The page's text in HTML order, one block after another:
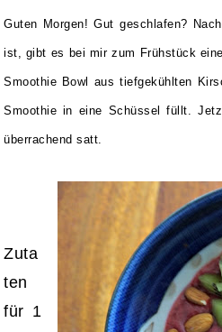
Guten Morgen! Gut geschlafen?
ist, gibt es bei mir zum Frühstück
Smoothie Bowl aus tiefgekühlten
Smoothie in eine Schüssel füllt.
überrachend satt.
Zuta
ten
für 1